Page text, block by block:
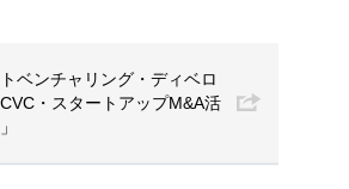
ベンチャリング・ディベロ
・スタートアップM&A活